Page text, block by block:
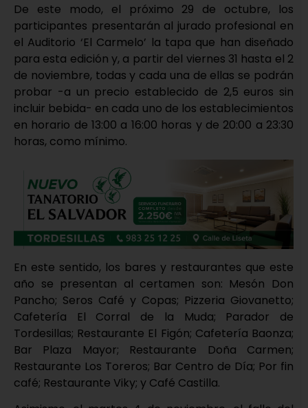
De este modo, el próximo 29 de octubre, los
participantes presentarán al jurado profesional en
el Auditorio ‘El Carmelo’ la tapa que han diseñado
para esta edición y, a partir del viernes 31 hasta el 2
de noviembre, todas y cada una de ellas se podrán
probar -a un precio establecido de 2,5 euros sin
incluir bebida- en cada uno de los establecimientos
en horario de 13:00 a 16:00 horas y de 20:00 a 23:30
horas, como mínimo.
En este sentido, los bares y restaurantes que este
año se presentan al certamen son: Mesón Don
Pancho; Seros Café y Copas; Pizzeria Giovanetto;
Cafetería El Corral de la Muda; Parador de
Tordesillas; Restaurante El Figón; Cafetería Baonza;
Bar Plaza Mayor; Restaurante Doña Carmen;
Restaurante Los Toreros; Bar Centro de Día; Por fin
café; Restaurante Viky; y Café Castilla.